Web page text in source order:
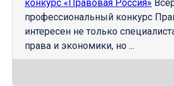
конкурс «Правовая Россия»
профессиональный конкурс
интересен не только
права и экономики, но ...